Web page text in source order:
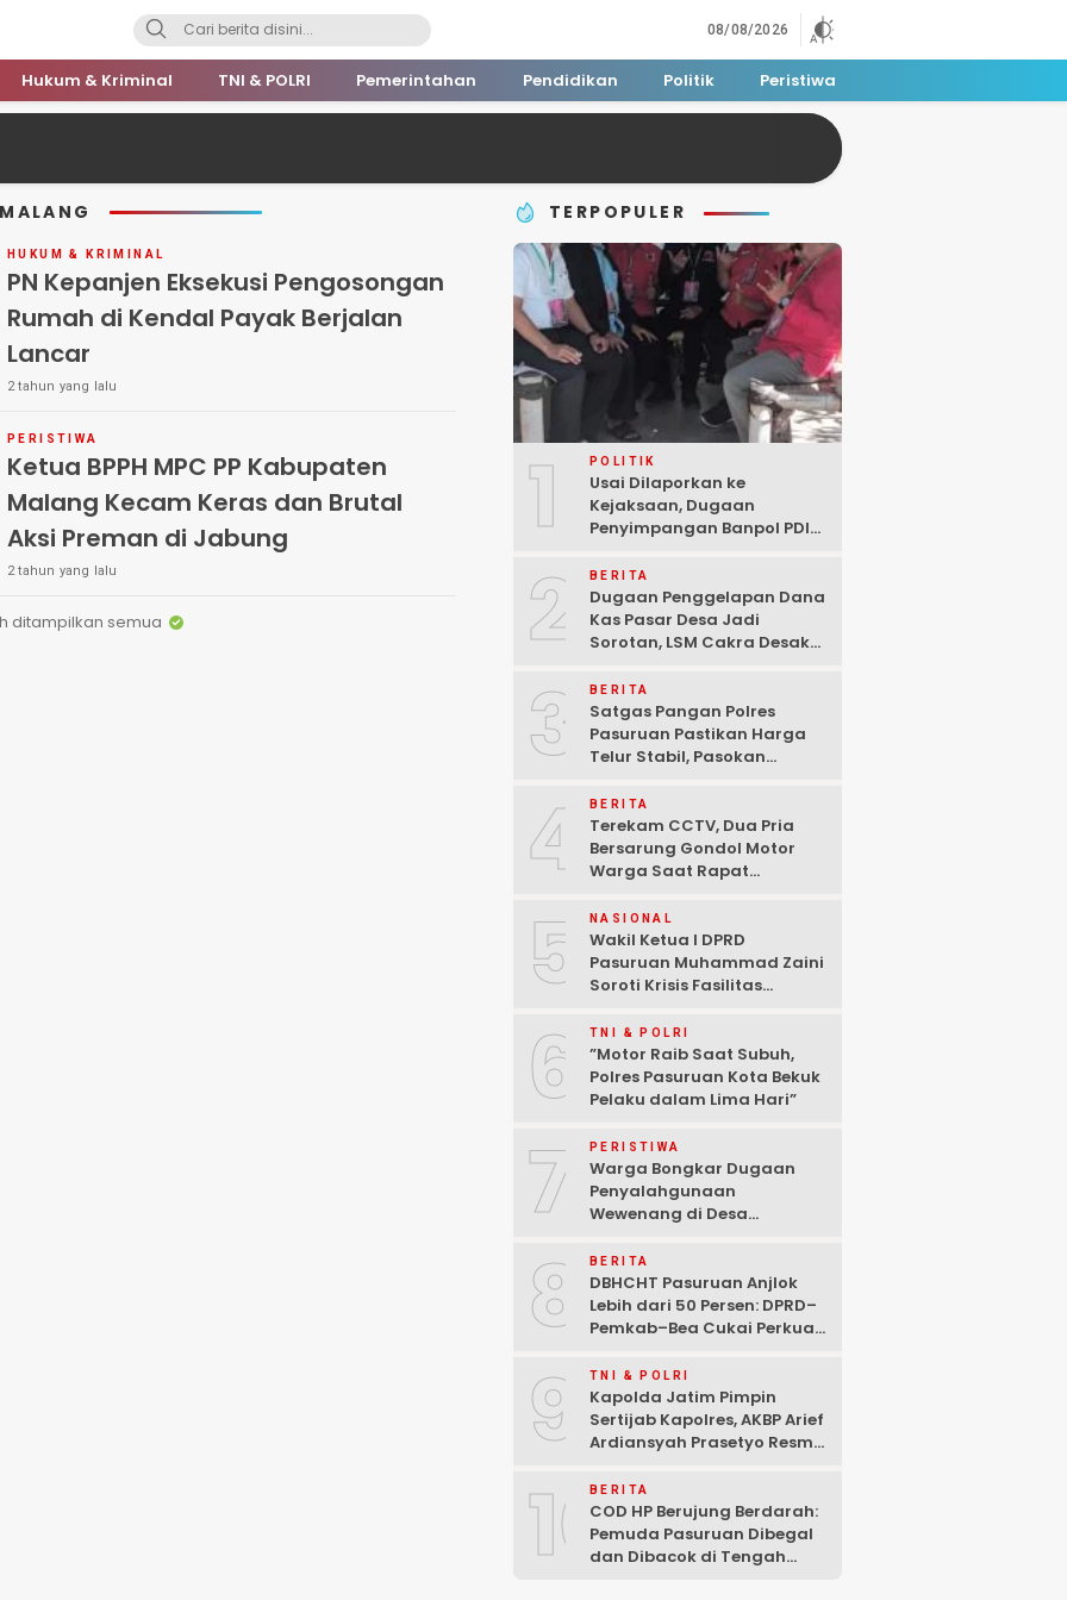
08/08/2026
Hukum & Kriminal TNI & POLRI Pemerintahan Pendidikan Politik Peristiwa
HUKUM & KRIMINAL
PN Kepanjen Eksekusi Pengosongan
Rumah di Kendal Payak Berjalan
Lancar
2 tahun yang lalu
PERISTIWA
Ketua BPPH MPC PP Kabupaten
Malang Kecam Keras dan Brutal
Aksi Preman di Jabung
2 tahun yang lalu
ditampilkan semua
TERPOPULER
1 POLITIK
Usai Dilaporkan ke
Kejaksaan, Dugaan
Penyimpangan Banpol PDIP
Tuntas “6 Eks Ketua PAC
Cabut Laporan”
2 BERITA
Dugaan Penggelapan Dana
Kas Pasar Desa Jadi
Sorotan, LSM Cakra Desak
3 BERITA
Satgas Pangan Polres
Pasuruan Pastikan Harga
Telur Stabil, Pasokan
Kekhawatiran Fluktuasi
4 BERITA
Terekam CCTV, Dua Pria
Bersarung Gondol Motor
Warga Saat Rapat
5 NASIONAL
Wakil Ketua I DPRD
Pasuruan Muhammad Zaini
Soroti Krisis Fasilitas
Anggaran
6 TNI & POLRI
‎”Motor Raib Saat Subuh,
Polres Pasuruan Kota Bekuk
Pelaku dalam Lima Hari” ‎
7 PERISTIWA
Warga Bongkar Dugaan
Penyalahgunaan
Wewenang di Desa
Mencuat
8 BERITA
DBHCHT Pasuruan Anjlok
Lebih dari 50 Persen: DPRD–
Pemkab–Bea Cukai Perkuat
Rokok Ilegal
9 TNI & POLRI
Kapolda Jatim Pimpin
Sertijab Kapolres, AKBP Arief
Ardiansyah Prasetyo Resmi
Kota
10BERITA
COD HP Berujung Berdarah:
Pemuda Pasuruan Dibegal
dan Dibacok di Tengah